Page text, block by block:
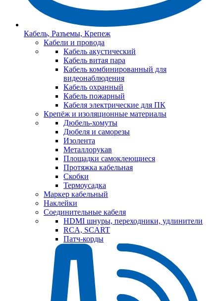
Кабель, Разъемы, Крепеж
Кабели и провода
Кабель акустический
Кабель витая пара
Кабель комбинированный для
видеонаблюдения
Кабель охранный
Кабель пожарный
Кабеля электрические для ПК
Крепёж и изоляционные материалы
Дюбель-хомуты
Дюбеля и саморезы
Изолента
Металлорукав
Площадки самоклеющиеся
Протяжка кабельная
Скобки
Термоусадка
Маркер кабельный
Наклейки
Соединительные кабеля
HDMI шнуры, переходники, удлинители
RCA, SCART
Патч-корды